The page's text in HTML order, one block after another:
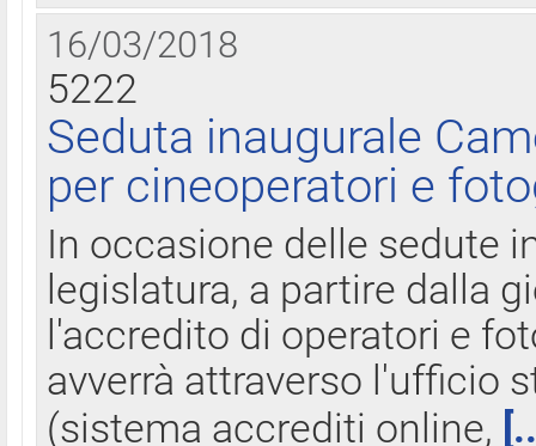
16/03/2018
5222
Seduta inaugurale
per cineoperatori e
In occasione delle sedute
legislatura, a partire dalla
l'accredito di operatori e
avverrà attraverso l'ufficio
(sistema accrediti online,